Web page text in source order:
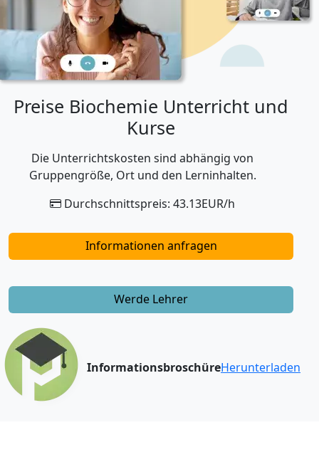
Preise Biochemie Unterricht und
Kurse
Die Unterrichtskosten sind abhängig von
Gruppengröße, Ort und den Lerninhalten.
Durchschnittspreis: 43.13EUR/h
Informationen anfragen
Werde Lehrer
InformationsbroschüreHerunterladen